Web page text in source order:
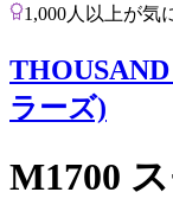
1,000人以上が気
ラーズ)
M1700